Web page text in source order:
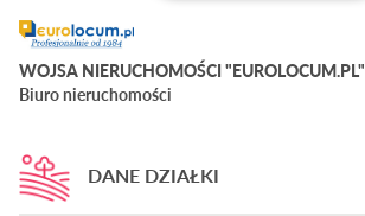
WOJSA NIERUCHOMOŚCI "EUROLOCUM.PL"
Biuro nieruchomości
DANE DZIAŁKI